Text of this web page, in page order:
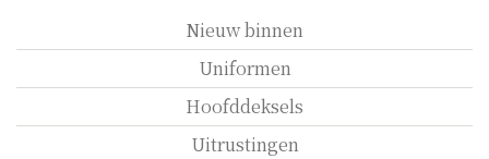
Nieuw binnen
Uniformen
Hoofddeksels
Uitrustingen